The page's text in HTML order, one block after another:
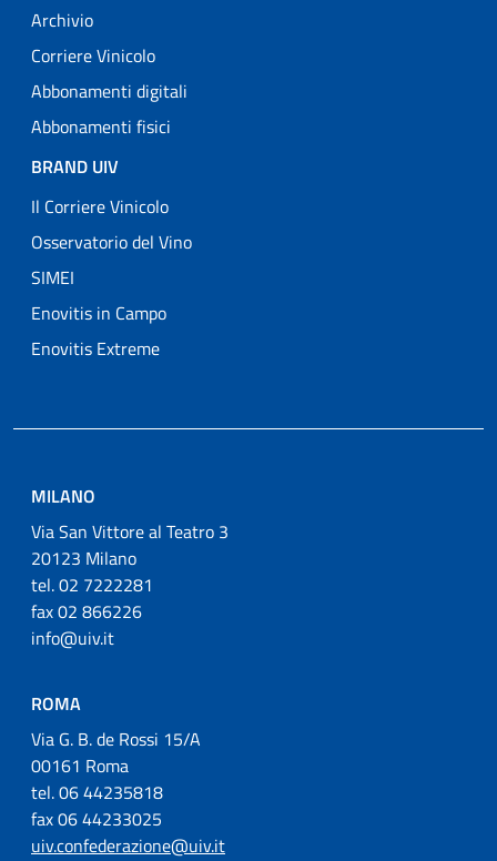
Archivio
Corriere Vinicolo
Abbonamenti digitali
Abbonamenti fisici
BRAND UIV
Il Corriere Vinicolo
Osservatorio del Vino
SIMEI
Enovitis in Campo
Enovitis Extreme
MILANO
Via San Vittore al Teatro 3
20123 Milano
tel. 02 7222281
fax 02 866226
info@uiv.it
ROMA
Via G. B. de Rossi 15/A
00161 Roma
tel. 06 44235818
fax 06 44233025
uiv.confederazione@uiv.it